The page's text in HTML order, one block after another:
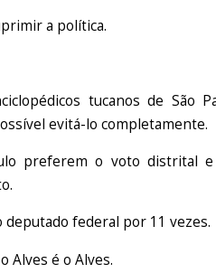
a política.
tucanos de São
evitá-lo completamente.
preferem o voto distrital
federal por 11 vezes.
Alves é o Alves.